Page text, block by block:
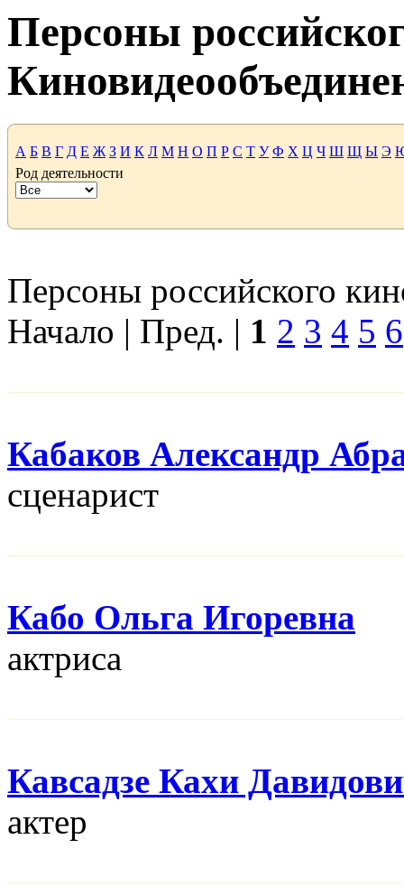
Персоны
А Б В Г Д Е Ж З И К Л М Н О П Р С Т У Ф Х Ц Ч Ш Щ Ы Э
Род деятельности
Персоны российского
Начало | Пред. | 1 2 3 4 5 6
Кабаков Александр
сценарист
Кабо Ольга Игоревна
актриса
Кавсадзе Кахи
актер